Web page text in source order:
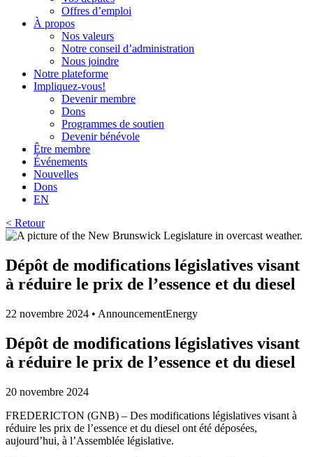
Offres d’emploi
À propos
Nos valeurs
Notre conseil d’administration
Nous joindre
Notre plateforme
Impliquez-vous!
Devenir membre
Dons
Programmes de soutien
Devenir bénévole
Être membre
Événements
Nouvelles
Dons
EN
< Retour
Dépôt de modifications législatives visant
à réduire le prix de l’essence et du diesel
22 novembre 2024 • AnnouncementEnergy
Dépôt de modifications législatives visant
à réduire le prix de l’essence et du diesel
20 novembre 2024
FREDERICTON (GNB) – Des modifications législatives visant à
réduire les prix de l’essence et du diesel ont été déposées,
aujourd’hui, à l’Assemblée législative.